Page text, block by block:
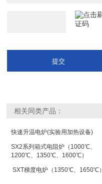
相关同类产品：
快速升温电炉(实验用加热设备)
SX2系列箱式电阻炉（1000℃、
1200℃、1350℃、1600℃）
SXT梯度电炉（1350℃、1650℃）